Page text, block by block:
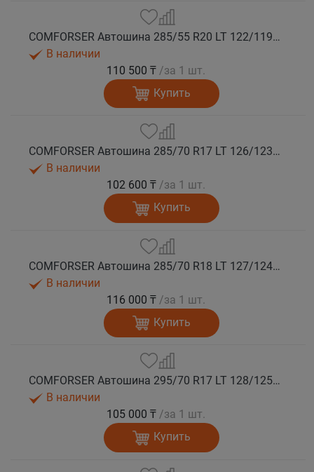
COMFORSER Автошина 285/55 R20 LT 122/119Q CF9000 R/T RWL 10PR лето
В наличии
110 500 ₸ /за 1 шт.
Купить
COMFORSER Автошина 285/70 R17 LT 126/123Q CF9000 R/T RWL 10PR лето
В наличии
102 600 ₸ /за 1 шт.
Купить
COMFORSER Автошина 285/70 R18 LT 127/124Q CF9000 R/T RWL 10PR лето
В наличии
116 000 ₸ /за 1 шт.
Купить
COMFORSER Автошина 295/70 R17 LT 128/125Q CF9000 R/T RWL 10PR лето
В наличии
105 000 ₸ /за 1 шт.
Купить